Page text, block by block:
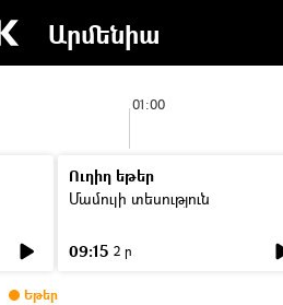
Արմենիա
01:00
Ուղիղ եթեր
Մամուլի տեսություն
09:15 2 ր
Եթեր